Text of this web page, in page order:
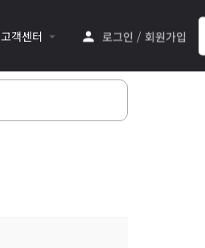
고객센터 로그인 / 회원가입